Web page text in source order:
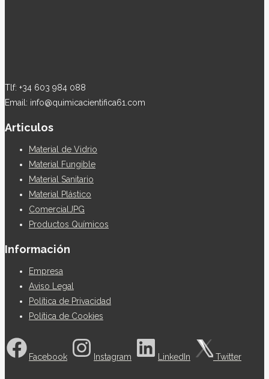
Tlf: +34 603 984 088
Email: info@quimicacientifica61.com
Articulos
Material de Vidrio
Material Fungible
Material Sanitario
Material Plástico
ComercialJPG
Productos Químicos
Información
Empresa
Aviso Legal
Política de Privacidad
Política de Cookies
Facebook Instagram LinkedIn Twitter